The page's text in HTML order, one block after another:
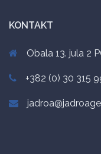
KONTAKT
Obala 13. jula 2
+382 (0) 30 315